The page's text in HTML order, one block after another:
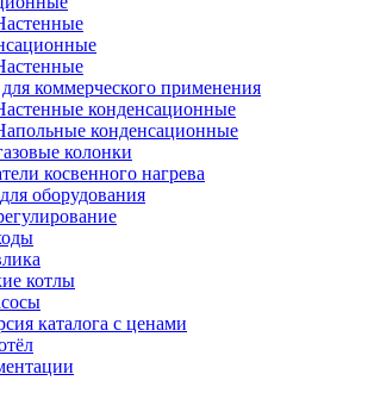
коммерческого применения
конденсационные
конденсационные
колонки
косвенного нагрева
оборудования
котлы
каталога с ценами